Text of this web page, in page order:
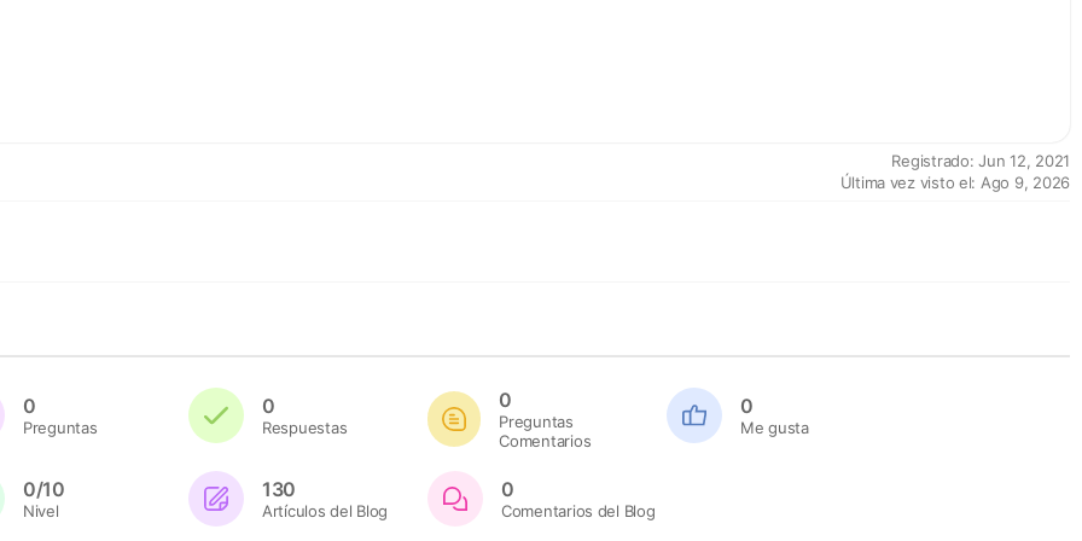
Registrado: Jun 12, 2021
Última vez visto el: Ago 9, 2026
0
Preguntas
0
Respuestas
0
Preguntas
Comentarios
0
Me gusta
0/10
Nivel
130
Artículos del Blog
0
Comentarios del Blog